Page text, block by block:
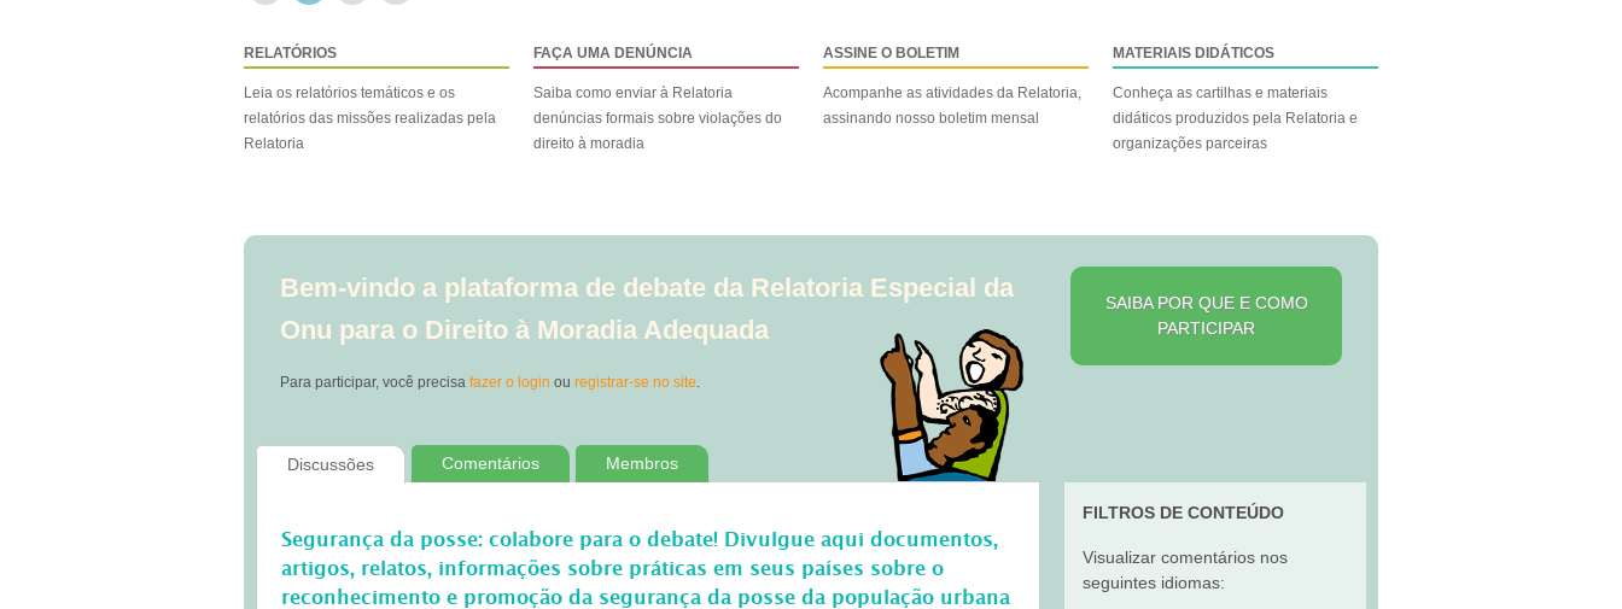
RELATÓRIOS
Leia os relatórios temáticos e os
relatórios das missões realizadas pela
Relatoria
FAÇA UMA DENÚNCIA
Saiba como enviar à Relatoria
denúncias formais sobre violações do
direito à moradia
ASSINE O BOLETIM
Acompanhe as atividades da Relatoria,
assinando nosso boletim mensal
MATERIAIS DIDÁTICOS
Conheça as cartilhas e materiais
didáticos produzidos pela Relatoria e
organizações parceiras
Bem-vindo a plataforma de debate da Relatoria Especial da
Onu para o Direito à Moradia Adequada
SAIBA POR QUE E COMO
PARTICIPAR
Para participar, você precisa fazer o login ou registrar-se no site.
Discussões Comentários Membros
Segurança da posse: colabore para o debate! Divulgue aqui documentos,
artigos, relatos, informações sobre práticas em seus países sobre o
reconhecimento e promoção da segurança da posse da população urbana
FILTROS DE CONTEÚDO
Visualizar comentários nos
seguintes idiomas: